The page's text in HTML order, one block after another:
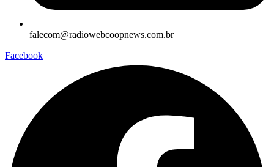
falecom@radiowebcoopnews.com.br
Facebook